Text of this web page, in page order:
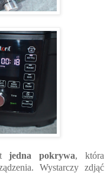
jedna pokrywa, która
Wystarczy zdjąć